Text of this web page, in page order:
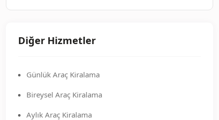
Diğer Hizmetler
Günlük Araç Kiralama
Bireysel Araç Kiralama
Aylık Araç Kiralama